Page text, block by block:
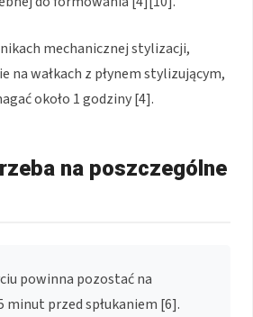
mechanicznej stylizacji,
na wałkach z płynem stylizującym,
około 1 godziny [4].
na poszczególne
powinna pozostać na
minut przed spłukaniem [6].